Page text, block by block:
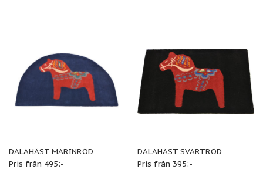
DALAHÄST MARINRÖD
Pris från 495:-
DALAHÄST SVARTRÖD
Pris från 395:-